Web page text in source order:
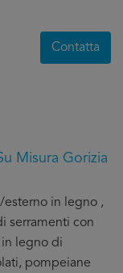
Misura Gorizia
in legno ,
serramenti con
legno di
pompeiane
Contatta